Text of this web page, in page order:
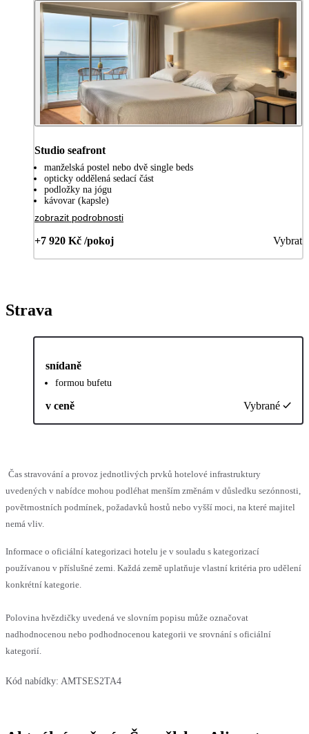
Studio seafront
manželská postel nebo dvě single beds
opticky oddělená sedací část
podložky na jógu
kávovar (kapsle)
zobrazit podrobnosti
+7 920 Kč /pokoj Vybrat
Strava
snídaně
formou bufetu
v ceně Vybrané
Čas stravování a provoz jednotlivých prvků hotelové infrastruktury
uvedených v nabídce mohou podléhat menším změnám v důsledku sezónnosti,
povětrnostních podmínek, požadavků hostů nebo vyšší moci, na které majitel
nemá vliv.
Informace o oficiální kategorizaci hotelu je v souladu s kategorizací
používanou v příslušné zemi. Každá země uplatňuje vlastní kritéria pro udělení
konkrétní kategorie.
Polovina hvězdičky uvedená ve slovním popisu může označovat
nadhodnocenou nebo podhodnocenou kategorii ve srovnání s oficiální
kategorií.
Kód nabídky: AMTSES2TA4